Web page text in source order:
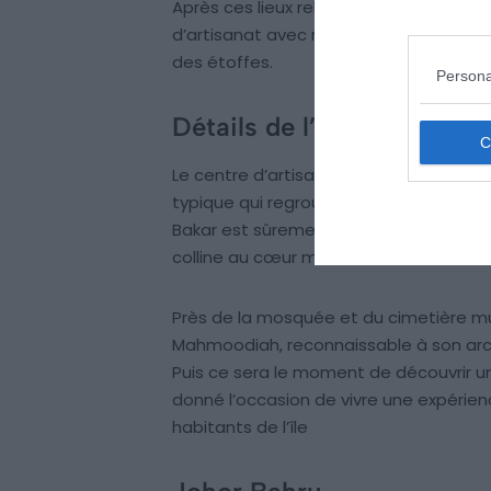
Après ces lieux religieux, la visite sera
d’artisanat avec notamment la
des étoffes.
Détails de l’offre
Le centre d’artisanat est considéré
typique qui regroupe l’essence même
Bakar est sûrement l’une des plus
colline au cœur même de Johor
Près de la mosquée et du cimetière
Mahmoodiah, reconnaissable à son
Puis ce sera le moment de découvrir
donné l’occasion de vivre une
habitants de l’île